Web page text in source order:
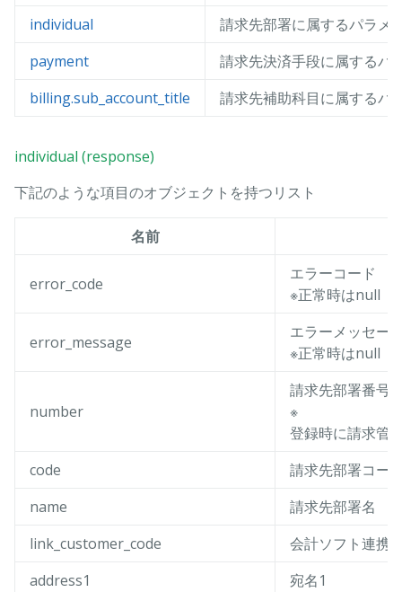
individual
請求先部署に属するパラメ
payment
請求先決済手段に属するパ
billing.sub_account_title
請求先補助科目に属するパ
individual (response)
下記のような項目のオブジェクトを持つリスト
名前
error_code
エラーコード
※正常時はnull
error_message
エラーメッセー
※正常時はnull
number
請求先部署番号
※
登録時に請求管
code
請求先部署コー
name
請求先部署名
link_customer_code
会計ソフト連携
address1
宛名1